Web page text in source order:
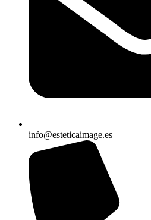
info@esteticaimage.es